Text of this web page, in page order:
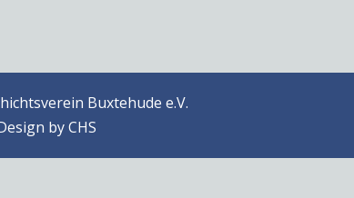
Buxtehude e.V.
byCHS